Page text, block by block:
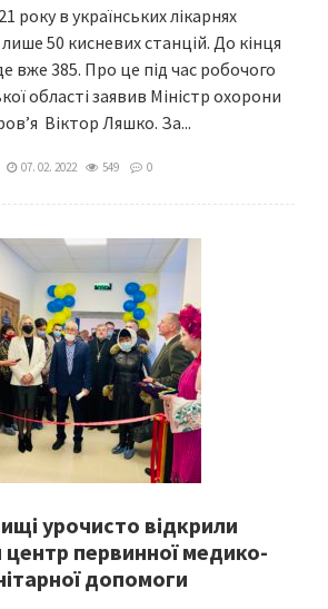
року в українських лікарнях
50 кисневих станцій. До кінця
вже 385. Про це під час робочого
області заявив Міністр охорони
Віктор Ляшко. За...
07. 02. 2022 549 0
урочисто відкрили
первинної медико-
допомоги